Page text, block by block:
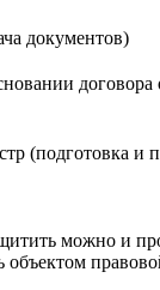
документов)
договора
(подготовка и
можно и